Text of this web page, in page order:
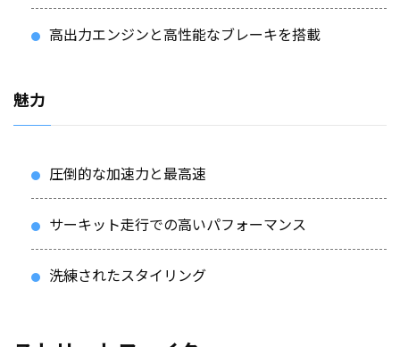
高出力エンジンと高性能なブレーキを搭載
魅力
圧倒的な加速力と最高速
サーキット走行での高いパフォーマンス
洗練されたスタイリング